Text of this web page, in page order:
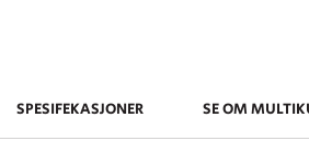
SPESIFEKASJONER SE OM